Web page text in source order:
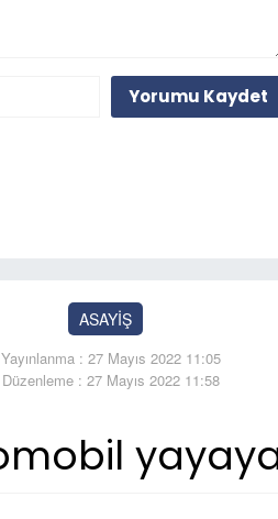
Yorumu Kaydet
ASAYİŞ
Yayınlanma : 27 Mayıs 2022 11:05
Düzenleme : 27 Mayıs 2022 11:58
yayaya